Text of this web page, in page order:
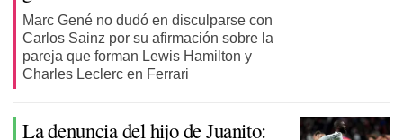
Marc Gené no dudó en disculparse con
Carlos Sainz por su afirmación sobre la
pareja que forman Lewis Hamilton y
Charles Leclerc en Ferrari
La denuncia del hijo de Juanito: